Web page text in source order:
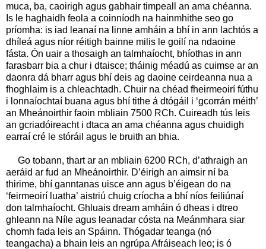
muca, ba, caoirigh agus gabhair timpeall an ama chéanna.
Is le haghaidh feola a coinníodh na hainmhithe seo go
príomha: is iad leanaí na linne amháin a bhí in ann lachtós a
dhíleá agus níor réitigh bainne milis le goilí na ndaoine
fásta. Ón uair a thosaigh an talmhaíocht, bhíothas in ann
farasbarr bia a chur i dtaisce; tháinig méadú as cuimse ar an
daonra dá bharr agus bhí deis ag daoine ceirdeanna nua a
fhoghlaim is a chleachtadh. Chuir na chéad fheirmeoirí fúthu
i lonnaíochtaí buana agus bhí tithe á dtógáil i ‘gcorrán méith’
an Mheánoirthir faoin mbliain 7500 RCh. Cuireadh tús leis
an gcriadóireacht i dtaca an ama chéanna agus chuidigh
earraí cré le stóráil agus le bruith an bhia.
Go tobann, thart ar an mbliain 6200 RCh, d’athraigh an
aeráid ar fud an Mheánoirthir. D’éirigh an aimsir ní ba
thirime, bhí ganntanas uisce ann agus b’éigean do na
‘feirmeoirí luatha’ aistriú chuig críocha a bhí níos feiliúnaí
don talmhaíocht. Ghluais dream amháin ó dheas i dtreo
ghleann na Níle agus leanadar cósta na Meánmhara siar
chomh fada leis an Spáinn. Thógadar teanga (nó
teangacha) a bhain leis an ngrúpa Afráiseach leo; is ó